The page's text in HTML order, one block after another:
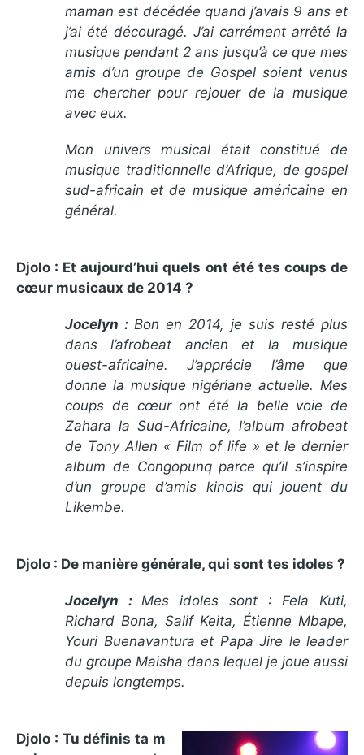
maman est décédée quand j’avais 9 ans et
j’ai été découragé. J’ai carrément arrêté la
musique pendant 2 ans jusqu’à ce que mes
amis d’un groupe de Gospel soient venus
me chercher pour rejouer de la musique
avec eux.
Mon univers musical était constitué de
musique traditionnelle d’Afrique, de gospel
sud-africain et de musique américaine en
général.
Djolo : Et aujourd’hui quels ont été tes coups de
cœur musicaux de 2014 ?
Jocelyn : Bon en 2014, je suis resté plus
dans l’afrobeat ancien et la musique
ouest-africaine. J’apprécie l’âme que
donne la musique nigériane actuelle. Mes
coups de cœur ont été la belle voie de
Zahara la Sud-Africaine, l’album afrobeat
de Tony Allen « Film of life » et le dernier
album de Congopunq parce qu’il s’inspire
d’un groupe d’amis kinois qui jouent du
Likembe.
Djolo : De manière générale, qui sont tes idoles ?
Jocelyn : Mes idoles sont : Fela Kuti,
Richard Bona, Salif Keita, Étienne Mbape,
Youri Buenavantura et Papa Jire le leader
du groupe Maisha dans lequel je joue aussi
depuis longtemps.
Djolo : Tu définis ta m